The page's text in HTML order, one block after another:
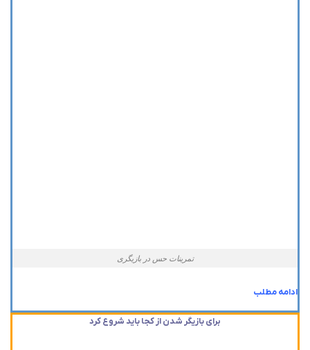
تمرینات حس در بازیگری
ادامه مطلب
برای بازیگر شدن از کجا باید شروع کرد